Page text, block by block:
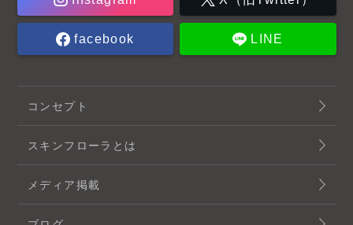
facebook LINE
コンセプト
スキンフローラとは
メディア掲載